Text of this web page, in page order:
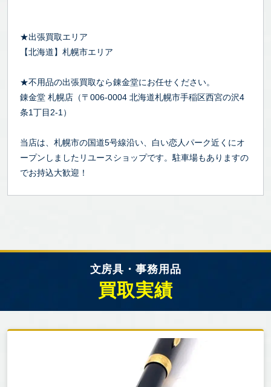
★出張買取エリア
【北海道】札幌市エリア
★不用品の出張買取なら錬金堂にお任せください。
錬金堂 札幌店（〒006-0004 北海道札幌市手稲区西宮の沢4
条1丁目2-1）
当店は、札幌市の国道5号線沿い、白い恋人パーク近くにオ
ープンしましたリユースショップです。駐車場もありますの
でお持込大歓迎！
文房具・事務用品
買取実績